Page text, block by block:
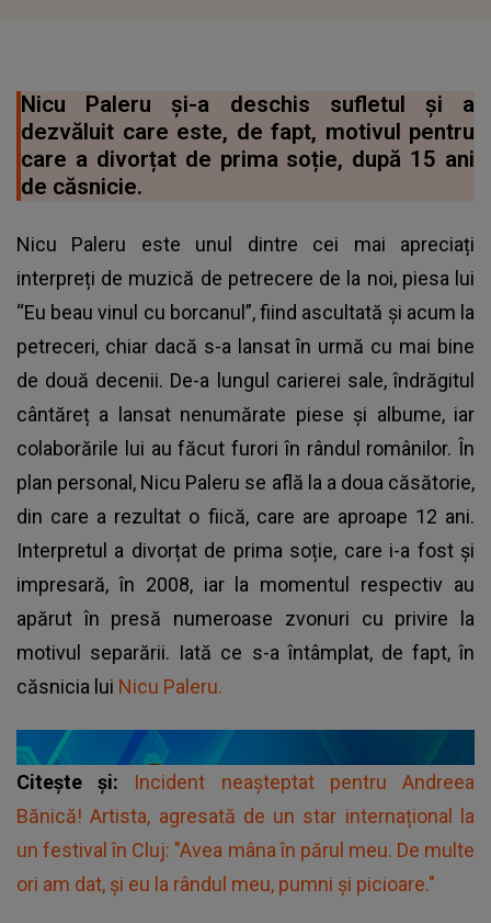
Nicu Paleru și-a deschis sufletul și a
dezvăluit care este, de fapt, motivul pentru
care a divorțat de prima soție, după 15 ani
de căsnicie.
Nicu Paleru este unul dintre cei mai apreciați
interpreți de muzică de petrecere de la noi, piesa lui
“Eu beau vinul cu borcanul”, fiind ascultată și acum la
petreceri, chiar dacă s-a lansat în urmă cu mai bine
de două decenii. De-a lungul carierei sale, îndrăgitul
cântăreț a lansat nenumărate piese și albume, iar
colaborările lui au făcut furori în rândul românilor. În
plan personal, Nicu Paleru se află la a doua căsătorie,
din care a rezultat o fiică, care are aproape 12 ani.
Interpretul a divorțat de prima soție, care i-a fost și
impresară, în 2008, iar la momentul respectiv au
apărut în presă numeroase zvonuri cu privire la
motivul separării. Iată ce s-a întâmplat, de fapt, în
căsnicia lui Nicu Paleru.
Citește și: Incident neașteptat pentru Andreea
Bănică! Artista, agresată de un star internațional la
un festival în Cluj: "Avea mâna în părul meu. De multe
ori am dat, și eu la rândul meu, pumni și picioare."